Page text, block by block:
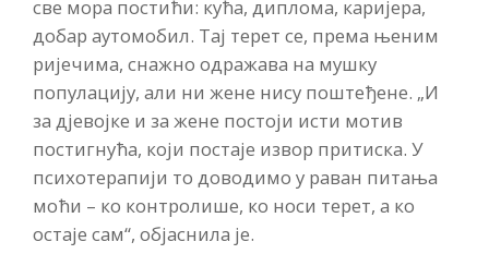
све мора постићи: кућа, диплома, каријера,
добар аутомобил. Тај терет се, према њеним
ријечима, снажно одражава на мушку
популацију, али ни жене нису поштеђене. „И
за дјевојке и за жене постоји исти мотив
постигнућа, који постаје извор притиска. У
психотерапији то доводимо у раван питања
моћи – ко контролише, ко носи терет, а ко
остаје сам“, објаснила је.